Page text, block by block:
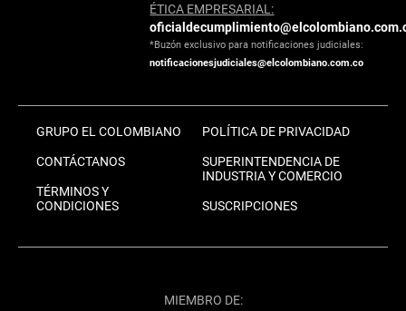
ÉTICA EMPRESARIAL:
*Buzón exclusivo para notificaciones judiciales:
notificacionesjudiciales@elcolombiano.com.co
GRUPO EL COLOMBIANO
CONTÁCTANOS
TÉRMINOS Y
CONDICIONES
POLÍTICA DE PRIVACIDAD
SUPERINTENDENCIA DE
INDUSTRIA Y COMERCIO
SUSCRIPCIONES
MIEMBRO DE: